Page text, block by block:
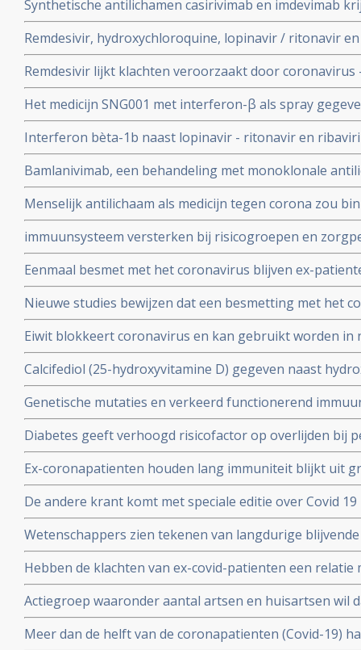
Synthetische antilichamen casirivimab en imdevimab
authorization (EUA) voor gebruik bij patienten besmet
met milde klachten
Remdesivir, hydroxychloroquine, lopinavir / ritonavir
geen effect als behandeling van patienten
coronabesmetting.
Remdesivir lijkt klachten veroorzaakt door coronavirus
maar is weinig bewijs voor.
Het medicijn SNG001 met interferon-β als spray
bij patienten besmet met het coronavirus - Covid-19
ziekenhuis.
Interferon bèta-1b naast lopinavir - ritonavir en
behandeling van patiënten met COVID-19 dan
Interferon bèta-1b
Bamlanivimab, een behandeling met monoklonale
met het coronavirus - Covid-19 krijgt toestemming van
uitstekende resultaten.
Menselijk antilichaam als medicijn tegen corona zou
kunnen leveren volgens onderzoekers van Erasmus MC
immuunsysteem versterken bij risicogroepen en
wachten op vaccin, aldus Immunoloog dr. Carla Peeters
Eenmaal besmet met het coronavirus blijven ex-
studie. Immuniteit voor Covid-19-infectie blijft
waarschijnlijk langer dan dat.
Nieuwe studies bewijzen dat een besmetting met het
langdurige immuniteit geeft door IgM en IgA
immuunsysteem
Eiwit blokkeert coronavirus en kan gebruikt worden in
mondkapje zou dan niet meer nodig zijn.
Calcifediol (25-hydroxyvitamine D) gegeven naast
in vroeg stadium van een behandeling voor COVID-
het aantal opnames op de intensive care-afdeling en
Genetische mutaties en verkeerd functionerend
interferon type 1 komt voor bij ca 10 tot 15 procent
Diabetes geeft verhoogd risicofactor op overlijden bij
coronavirus - COVID-19, zelfs na correctie voor
en relevante andere aandoeningen - comorbiditeit
Ex-coronapatienten houden lang immuniteit blijkt uit
procent van besmette personen had antistoffen en 44
mensen had antistoffen en immuniteit.
De andere krant komt met speciale editie over Covid
kritische artikelen die zeker ook gelezen zouden
Wetenschappers zien tekenen van langdurige
coronavirus - Covid-19, zelfs na milde infecties. Blijkt
Hebben de klachten van ex-covid-patienten een relatie
vermoeidheidssyndroom? Er zijn wel heel veel
wetenschappers
Actiegroep waaronder aantal artsen en huisartsen wil
mogelijkheid moet krijgen om de huisarts te vragen
standaard aanpak voor covid-19 zoals die nu geldt.
Meer dan de helft van de coronapatienten (Covid-19)